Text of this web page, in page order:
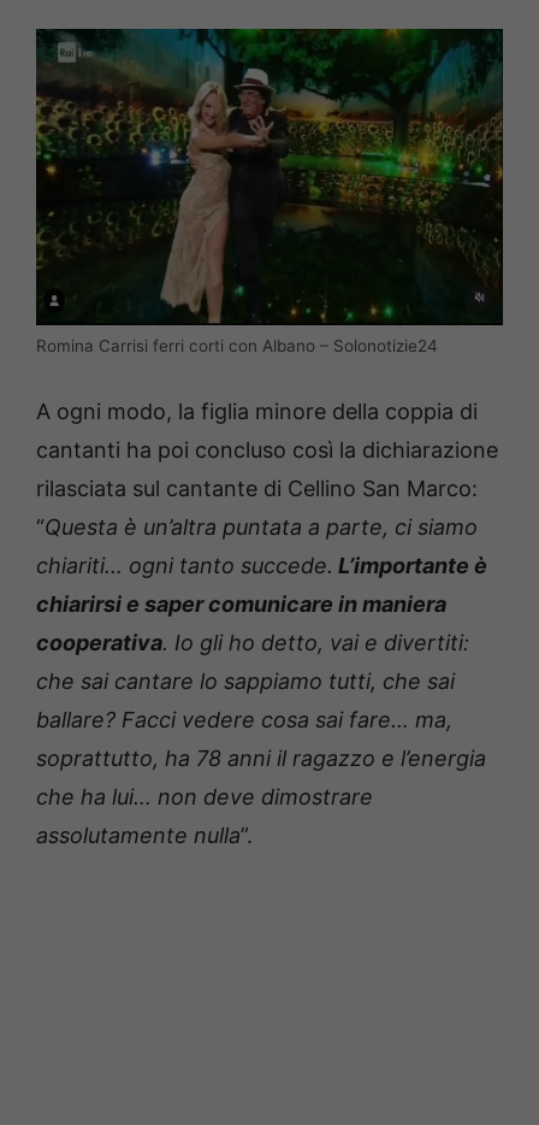
Romina Carrisi ferri corti con Albano – Solonotizie24
A ogni modo, la figlia minore della coppia di
cantanti ha poi concluso così la dichiarazione
rilasciata sul cantante di Cellino San Marco:
“Questa è un’altra puntata a parte, ci siamo
chiariti… ogni tanto succede. L’importante è
chiarirsi e saper comunicare in maniera
cooperativa. Io gli ho detto, vai e divertiti:
che sai cantare lo sappiamo tutti, che sai
ballare? Facci vedere cosa sai fare… ma,
soprattutto, ha 78 anni il ragazzo e l’energia
che ha lui… non deve dimostrare
assolutamente nulla”.